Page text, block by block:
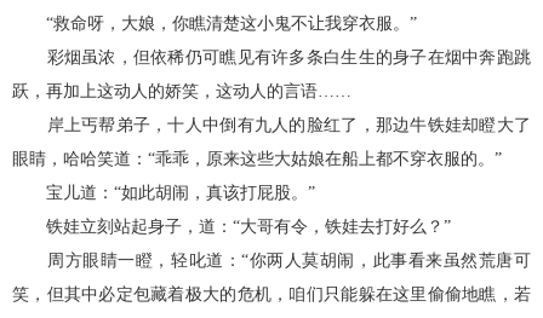
“救命呀，大娘，你瞧清楚这小鬼不让我穿衣服。”
彩烟虽浓，但依稀仍可瞧见有许多条白生生的身子在烟中奔跑跳
跃，再加上这动人的娇笑，这动人的言语……
岸上丐帮弟子，十人中倒有九人的脸红了，那边牛铁娃却瞪大了
眼睛，哈哈笑道：“乖乖，原来这些大姑娘在船上都不穿衣服的。”
宝儿道：“如此胡闹，真该打屁股。”
铁娃立刻站起身子，道：“大哥有令，铁娃去打好么？”
周方眼睛一瞪，轻叱道：“你两人莫胡闹，此事看来虽然荒唐可
笑，但其中必定包藏着极大的危机，咱们只能躲在这里偷偷地瞧，若